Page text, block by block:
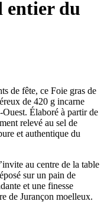
entier du
de fête, ce Foie gras de
de 420 g incarne
Élaboré à partir de
relevé au sel de
et authentique du
au centre de la table
sur un pain de
et une finesse
de Jurançon moelleux.